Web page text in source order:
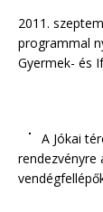
2011.
programmal
Gyermek- és
A Jókai
rendezvényre